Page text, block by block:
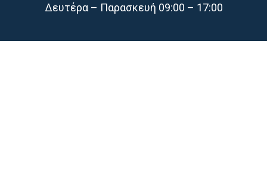
Δευτέρα – Παρασκευή 09:00 – 17:00